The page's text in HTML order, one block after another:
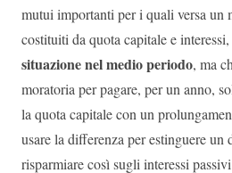
mutui importanti per i quali versa un
costituiti da quota capitale e
situazione nel medio periodo, ma
moratoria per pagare, per un anno,
la quota capitale con un
usare la differenza per estinguere un
risparmiare così sugli interessi